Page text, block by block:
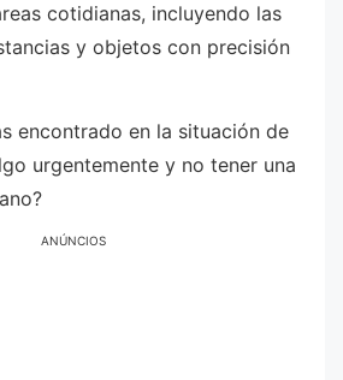
cotidianas, incluyendo las
y objetos con precisión
encontrado en la situación de
urgentemente y no tener una
ANÚNCIOS